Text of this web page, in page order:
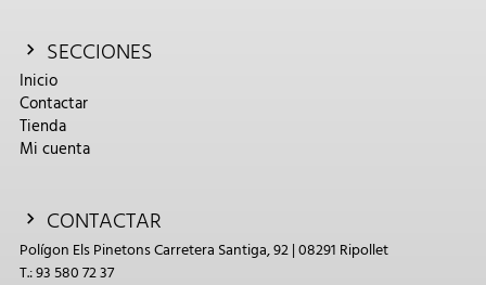
SECCIONES
Inicio
Contactar
Tienda
Mi cuenta
CONTACTAR
Polígon Els Pinetons Carretera Santiga, 92 | 08291 Ripollet
T.: 93 580 72 37